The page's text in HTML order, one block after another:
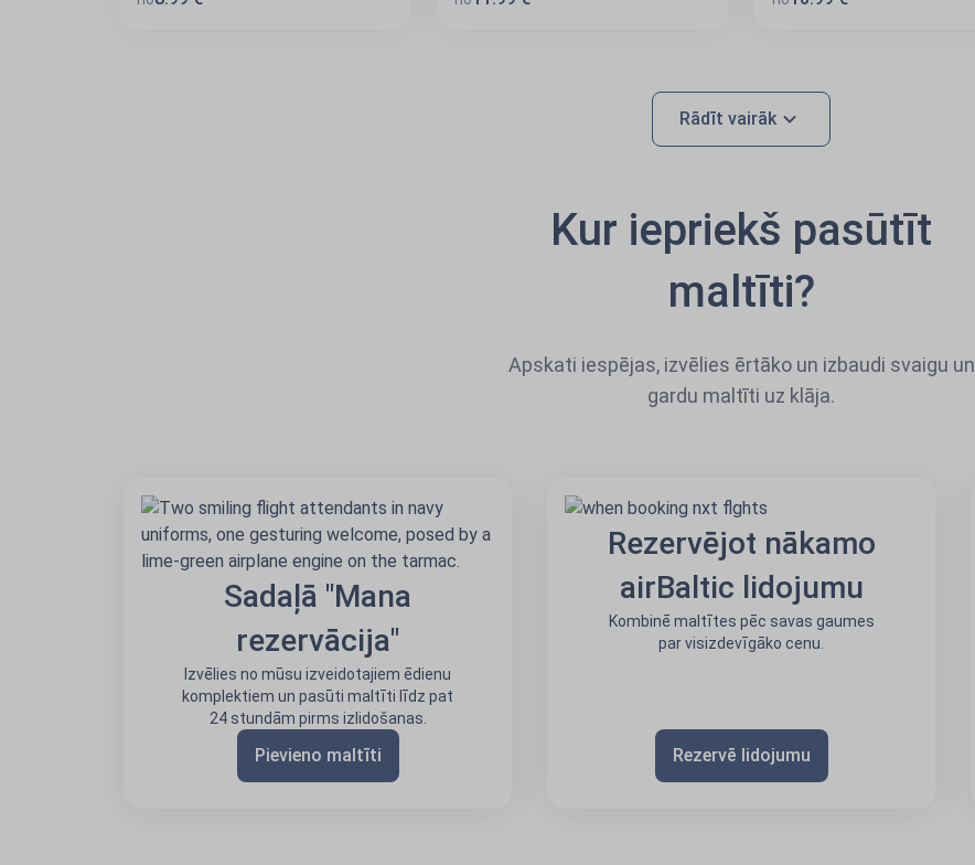
Rādīt vairāk
Kur iepriekš pasūtīt
maltīti?
Apskati iespējas, izvēlies ērtāko un izbaudi svaigu un
gardu maltīti uz klāja.
Sadaļā "Mana
rezervācija"
Izvēlies no mūsu izveidotajiem ēdienu
komplektiem un pasūti maltīti līdz pat
24 stundām pirms izlidošanas.
Pievieno maltīti
Rezervējot nākamo
airBaltic lidojumu
Kombinē maltītes pēc savas gaumes
par visizdevīgāko cenu.
Rezervē lidojumu